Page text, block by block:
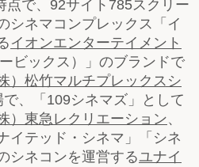
点で、92サイト785スクリー
シネマコンプレックス「イ
イオンエンターテイメント
ビックス）」のブランドで
株）松竹マルチプレックスシ
、「109シネマズ」として
株）東急レクリエーション、
イテッド・シネマ」「シネ
シネコンを運営するユナイ